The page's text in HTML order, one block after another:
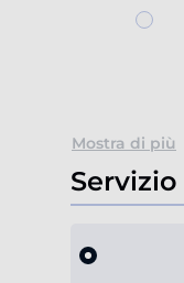
Mostra di più
Servizio